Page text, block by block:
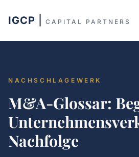
IGCP CAPITAL PARTNERS
NACHSCHLAGEWERK
M&A-Glossar:
Nachfolge